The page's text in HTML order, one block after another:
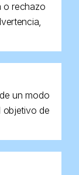
o rechazo
un modo
objetivo de